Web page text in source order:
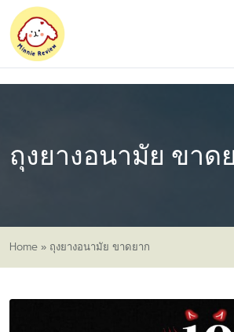
ถุงยางอนามัย ขาด
Home » ถุงยางอนามัย ขาดยาก